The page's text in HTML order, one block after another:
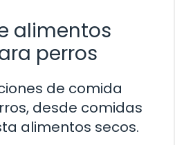
alimentos
perros
de comida
desde comidas
alimentos secos.